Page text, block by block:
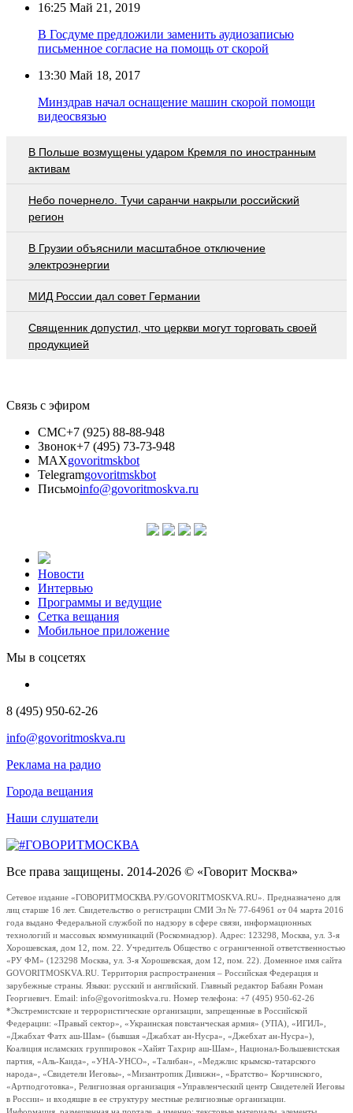
16:25 Май 21, 2019
В Госдуме предложили заменить аудиозаписью
письменное согласие на помощь от скорой
13:30 Май 18, 2017
Минздрав начал оснащение машин скорой помощи
видеосвязью
В Польше возмущены ударом Кремля по иностранным
активам
Небо почернело. Тучи саранчи накрыли российский
регион
В Грузии объяснили масштабное отключение
электроэнергии
МИД России дал совет Германии
Священник допустил, что церкви могут торговать своей
продукцией
Связь с эфиром
СМС+7 (925) 88-88-948
Звонок+7 (495) 73-73-948
MAXgovoritmskbot
Telegramgovoritmskbot
Письмоinfo@govoritmoskva.ru
Новости
Интервью
Программы и ведущие
Сетка вещания
Мобильное приложение
Мы в соцсетях
8 (495) 950-62-26
info@govoritmoskva.ru
Реклама на радио
Города вещания
Наши слушатели
Все права защищены. 2014-2026 © «Говорит Москва»
Сетевое издание «ГОВОРИТМОСКВА.РУ/GOVORITMOSKVA.RU». Предназначено для
лиц старше 16 лет. Свидетельство о регистрации СМИ Эл № 77-64961 от 04 марта 2016
года выдано Федеральной службой по надзору в сфере связи, информационных
технологий и массовых коммуникаций (Роскомнадзор). Адрес: 123298, Москва, ул. 3-я
Хорошевская, дом 12, пом. 22. Учредитель Общество с ограниченной ответственностью
«РУ ФМ» (123298 Москва, ул. 3-я Хорошевская, дом 12, пом. 22). Доменное имя сайта
GOVORITMOSKVA.RU. Территория распространения – Российская Федерация и
зарубежные страны. Языки: русский и английский. Главный редактор Бабаян Роман
Георгиевич. Email: info@govoritmoskva.ru. Номер телефона: +7 (495) 950-62-26
*Экстремистские и террористические организации, запрещенные в Российской
Федерации: «Правый сектор», «Украинская повстанческая армия» (УПА), «ИГИЛ»,
«Джабхат Фатх аш-Шам» (бывшая «Джабхат ан-Нусра», «Джебхат ан-Нусра»),
Коалиция исламских группировок «Хайят Тахрир аш-Шам», Национал-Большевистская
партия, «Аль-Каида», «УНА-УНСО», «Талибан», «Меджлис крымско-татарского
народа», «Свидетели Иеговы», «Мизантропик Дивижн», «Братство» Корчинского,
«Артподготовка», Религиозная организация «Управленческий центр Свидетелей Иеговы
в России» и входящие в ее структуру местные религиозные организации.